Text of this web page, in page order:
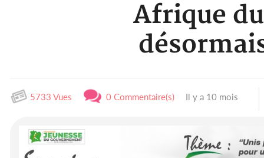
Afrique
5733 Vues 0 Commentaire(s) Il y a 10 mois